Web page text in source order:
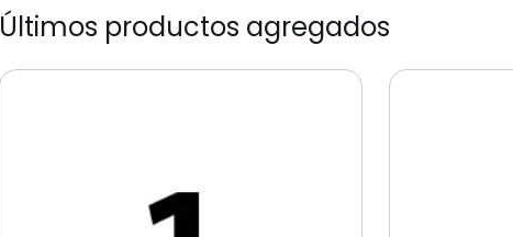
Últimos productos agregados